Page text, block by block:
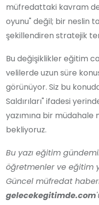
müfredattaki kavram
oyunu" değil; bir neslin
şekillendiren stratejik
Bu değişiklikler eğitim
velilerde uzun süre
görünüyor. Siz bu
Saldırıları" ifadesi
yazımına bir müdahale
bekliyoruz.
Bu yazı eğitim
öğretmenler ve eğitim
Güncel müfredat
gelecekegitimde.com